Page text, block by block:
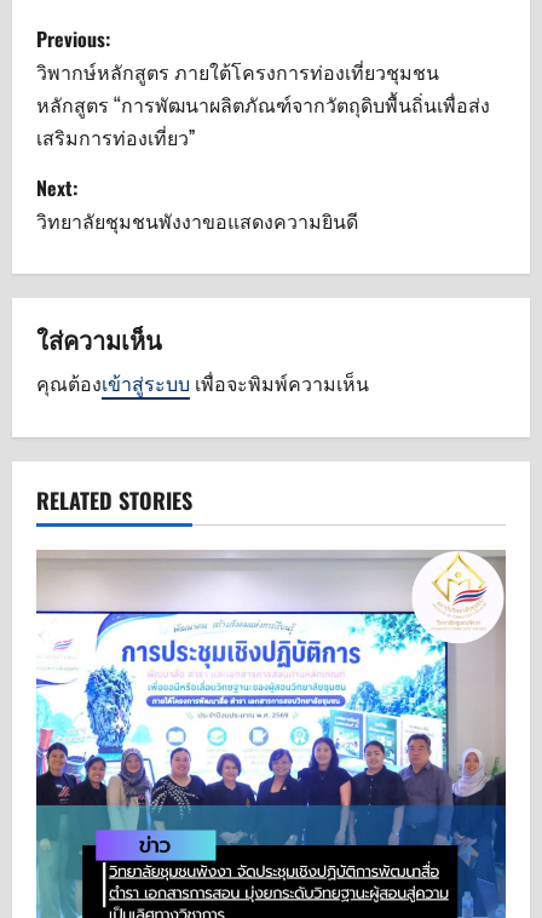
P
o
s
t
n
a
v
i
g
a
t
i
o
n
Previous:
วิพากษ์หลักสูตร ภายใต้โครงการท่องเที่ยวชุมชน
หลักสูตร “การพัฒนาผลิตภัณฑ์จากวัตถุดิบพื้นถิ่นเพื่อส่ง
เสริมการท่องเที่ยว”
Next:
วิทยาลัยชุมชนพังงาขอแสดงความยินดี
ใส่ความเห็น
คุณต้องเข้าสู่ระบบ เพื่อจะพิมพ์ความเห็น
RELATED STORIES